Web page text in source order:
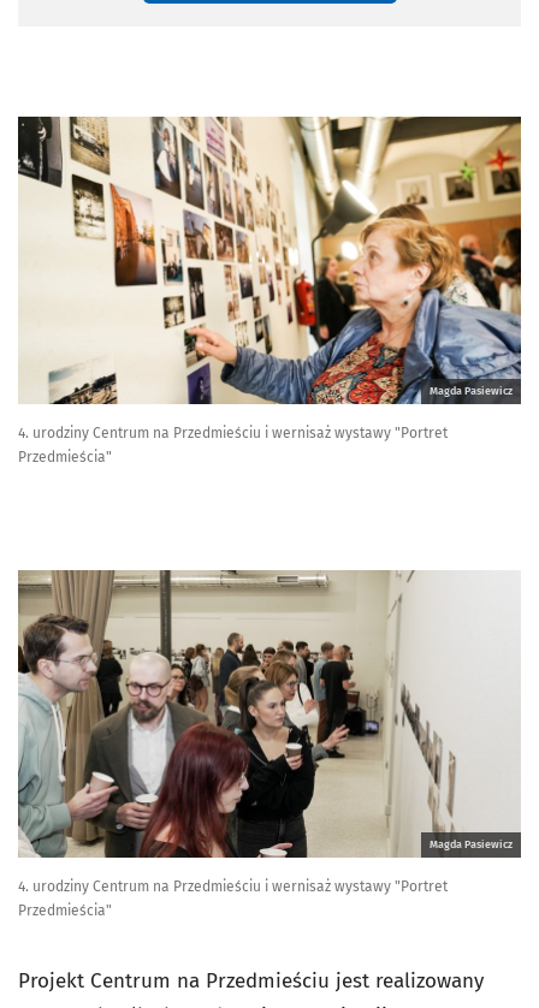
Magda Pasiewicz
4. urodziny Centrum na Przedmieściu i wernisaż wystawy "Portret
Przedmieścia"
Magda Pasiewicz
4. urodziny Centrum na Przedmieściu i wernisaż wystawy "Portret
Przedmieścia"
Projekt Centrum na Przedmieściu jest realizowany